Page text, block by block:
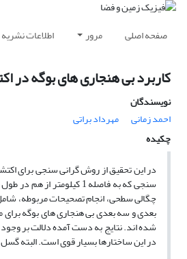
صفحه اصلی مرور اطلاعات نشریه
کاربرد بی هنجاری های بوگه در
نویسندگان
احمد زمانی
مهرداد براتى
چکیده
چگالی سطحی، انجام تصحیحات مربوطه،
بعدی و سه بعدی بی هنجاری های بوگه
شده اند. نتایج به دست آمده دلالت بر
در این ساختارها بسیار قوی است. البته